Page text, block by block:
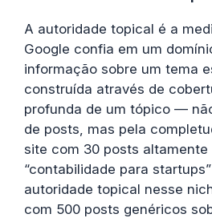
A autoridade topical é a
Google confia em um
informação sobre um tema
construída através de
profunda de um tópico —
de posts, mas pela
site com 30 posts
“contabilidade para
autoridade topical nesse
com 500 posts genéricos